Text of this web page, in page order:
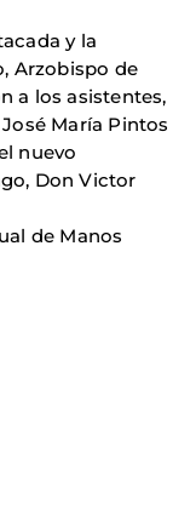
y la
Arzobispo de
a los asistentes,
María Pintos
nuevo
Don Victor
de Manos